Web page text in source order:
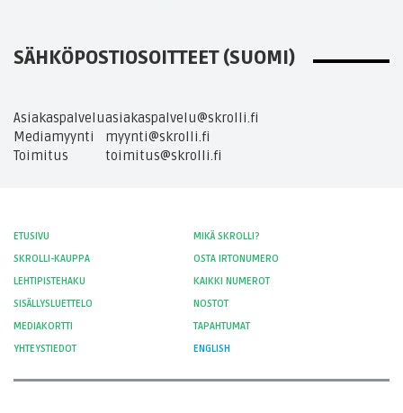
SÄHKÖPOSTIOSOITTEET (SUOMI)
Asiakaspalveluasiakaspalvelu@skrolli.fi
Mediamyynti
myynti@skrolli.fi
Toimitus
toimitus@skrolli.fi
ETUSIVU
MIKÄ SKROLLI?
SKROLLI-KAUPPA
OSTA IRTONUMERO
LEHTIPISTEHAKU
KAIKKI NUMEROT
SISÄLLYSLUETTELO
NOSTOT
MEDIAKORTTI
TAPAHTUMAT
YHTEYSTIEDOT
ENGLISH